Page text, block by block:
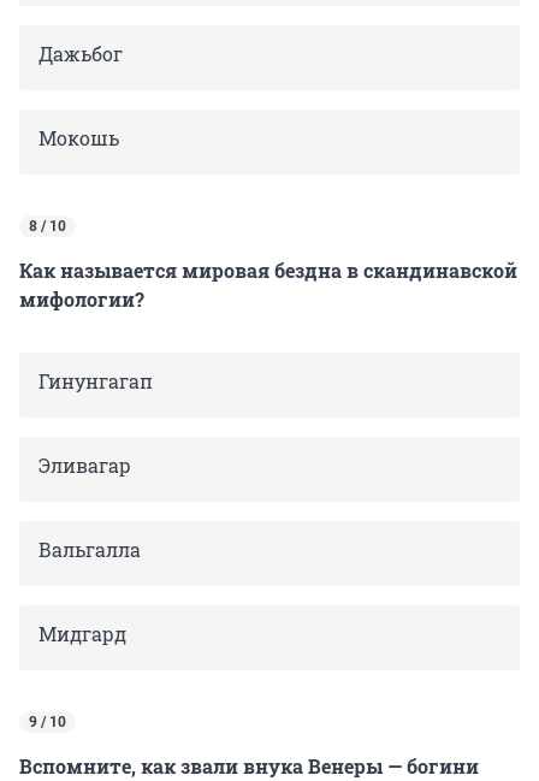
Дажьбог
Мокошь
8 / 10
Как называется мировая бездна в скандинавской
мифологии?
Гинунгагап
Эливагар
Вальгалла
Мидгард
9 / 10
Вспомните, как звали внука Венеры — богини